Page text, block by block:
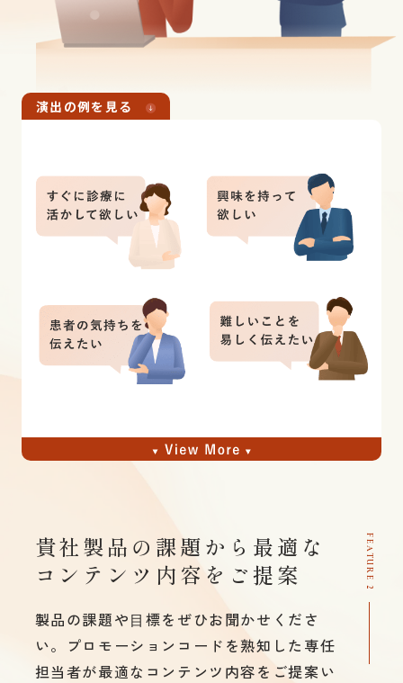
演出の例を⾒る
FEATURE 2
貴社製品の課題から最適な
コンテンツ内容をご提案
製品の課題や⽬標をぜひお聞かせくださ
い。プロ モーションコードを熟知した専任
担当者が最適な コンテンツ内容をご提案い